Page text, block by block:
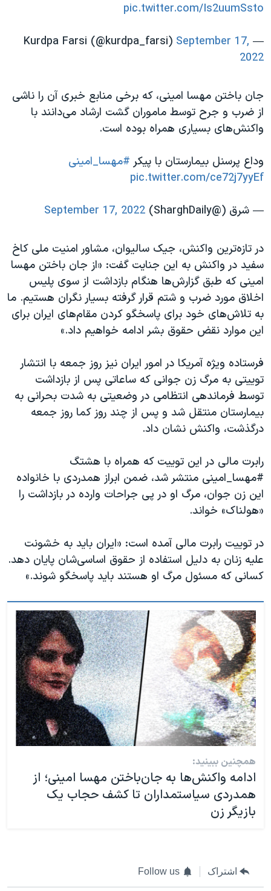
pic.twitter.com/Is2uumSsto
— Kurdpa Farsi (@kurdpa_farsi)
September 17,
2022
جان باختن مهسا امینی، که برخی منابع خبری آن را ناشی
از ضرب و جرح توسط ماموران گشت ارشاد می‌دانند با
واکنش‌های بسیاری همراه بوده است.
وداع پرسنل بیمارستان با پیکر #مهسا_امینی
pic.twitter.com/ce72j7yyEf
— شرق (@SharghDaily)
September 17, 2022
در تازه‌ترین واکنش،‌ جیک سالیوان، مشاور امنیت ملی کاخ
سفید در واکنش به این جنایت گفت: «از جان باختن مهسا
امینی که طبق گزارش‌ها هنگام بازداشت از سوی پلیس
اخلاق مورد ضرب و شتم قرار گرفته بسیار نگران هستیم. ما
به تلاش‌های خود برای پاسخگو کردن مقام‌های ایران برای
این موارد نقض حقوق بشر ادامه خواهیم داد.»
فرستاده ویژه آمریکا در امور ایران نیز روز جمعه با انتشار
توییتی به مرگ زن جوانی که ساعاتی پس از بازداشت
توسط فرماندهی انتظامی در وضعیتی به شدت بحرانی به
بیمارستان منتقل شد و پس از چند روز کما روز جمعه
درگذشت، واکنش نشان داد.
رابرت مالی در این توییت که همراه با هشتگ
#مهسا_امینی منتشر شد، ضمن ابراز همدردی با خانواده
این زن جوان، مرگ او در پی جراحات وارده در بازداشت را
«هولناک» خواند.
در توییت رابرت مالی آمده است: «ایران باید به خشونت
علیه زنان به دلیل استفاده از حقوق اساسی‌شان پایان دهد.
کسانی که مسئول مرگ او هستند باید پاسخگو شوند.»
همچنین ببینید:
ادامه واکنش‌ها به جان‌باختن مهسا امینی؛ از
همدردی سیاستمداران تا کشف حجاب یک
بازیگر زن
اشتراک Follow us